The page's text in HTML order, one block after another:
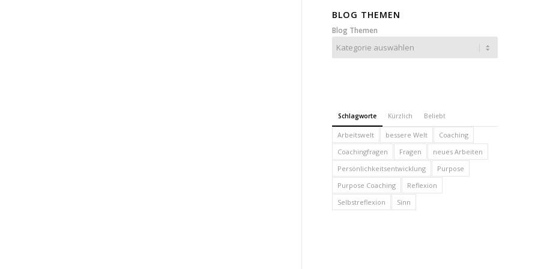
BLOG THEMEN
Blog Themen
Schlagworte Kürzlich Beliebt
Arbeitswelt bessere Welt
Coaching
Coachingfragen
Fragen
neues Arbeiten
Persönlichkeitsentwicklung
Purpose
Purpose Coaching
Reflexion
Selbstreflexion
Sinn